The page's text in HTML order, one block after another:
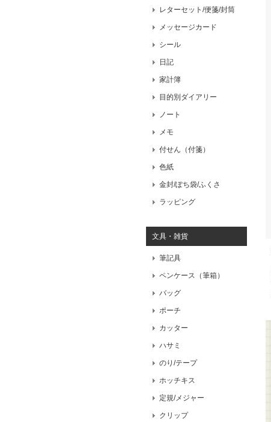
レターセット/便箋/封筒
メッセージカード
シール
日記
家計簿
目的別ダイアリー
ノート
メモ
付せん（付箋）
色紙
金封/ぽち袋/ふくさ
ラッピング
文具・雑貨
筆記具
ペンケース（筆箱）
バッグ
ポーチ
カッター
ハサミ
のり/テープ
ホッチキス
定規/メジャー
クリップ